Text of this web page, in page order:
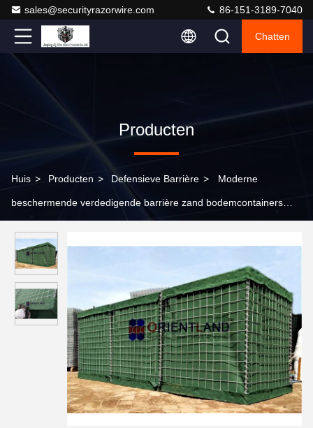
sales@securityrazorwire.com 86-151-3189-7040
Chatten
Producten
Huis > Producten > Defensieve Barrière > Moderne
beschermende verdedigende barrière zand bodemcontainers